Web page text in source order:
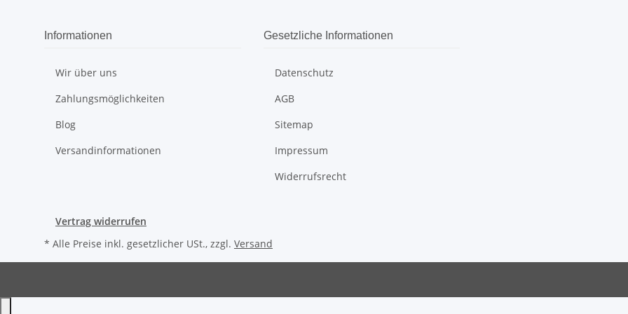
Informationen
Wir über uns
Zahlungsmöglichkeiten
Blog
Versandinformationen
Gesetzliche Informationen
Datenschutz
AGB
Sitemap
Impressum
Widerrufsrecht
Vertrag widerrufen
* Alle Preise inkl. gesetzlicher USt., zzgl. Versand